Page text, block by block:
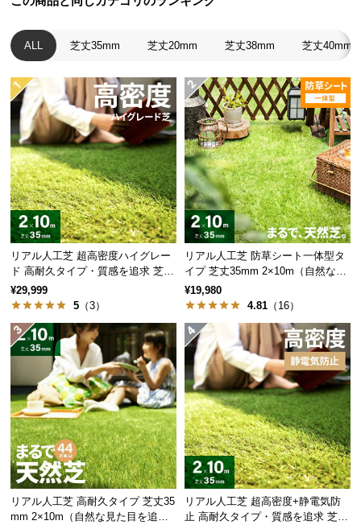
い
返
品・
キ
ャ
ン
セ
ル
に
つ
い
保
証
に
つ
会
員
規
約
に
つ
ALL 芝丈35mm 芝丈20mm 芝丈38mm 芝丈40mm
リアル人工芝 超高密度ハイグレー
ド 高耐久タイプ・質感を追求 芝丈
35mm 2×10m
¥29,999
5 （3）
リアル人工芝 防草シート一体型タ
イプ 芝丈35mm 2×10m（自然な見
た目追求・U字ピン付）
¥19,980
4.81 （16）
リアル人工芝 高耐久タイプ 芝丈35
mm 2×10m（自然な見た目を追
リアル人工芝 超高密度+静電気防
止 高耐久タイプ・質感を追求 芝丈